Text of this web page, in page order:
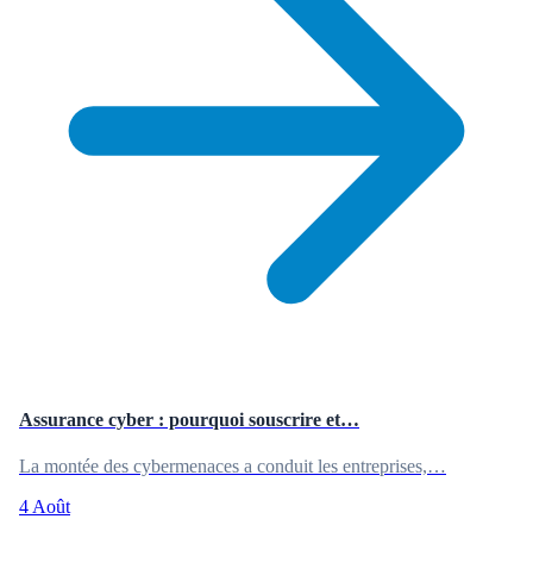
Assurance cyber : pourquoi souscrire et…
La montée des cybermenaces a conduit les entreprises,…
4 Août